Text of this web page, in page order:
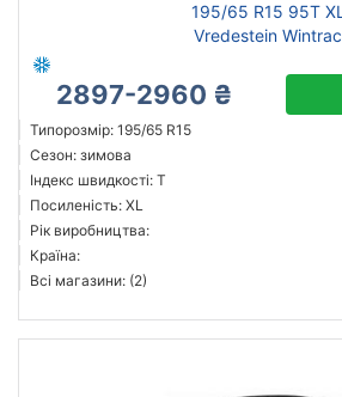
195/65 R15 95T XL
Vredestein Wintrac
2897-2960 ₴
Типорозмір: 195/65 R15
Сезон: зимова
Індекс швидкості: T
Посиленість: XL
Рік виробництва:
Країна:
Всі магазини: (2)